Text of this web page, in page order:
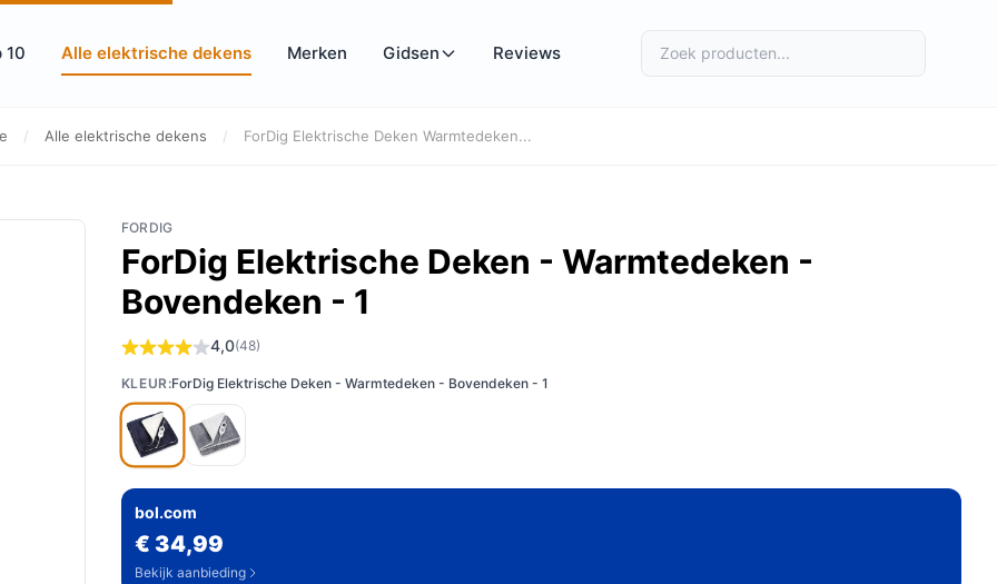
10 Alle elektrische dekens Merken Gidsen Reviews
/ Alle elektrische dekens / ForDig Elektrische Deken Warmtedeken...
FORDIG
ForDig Elektrische Deken - Warmtedeken -
Bovendeken - 1
4,0(48)
KLEUR:ForDig Elektrische Deken - Warmtedeken - Bovendeken - 1
bol.com
€ 34,99
Bekijk aanbieding